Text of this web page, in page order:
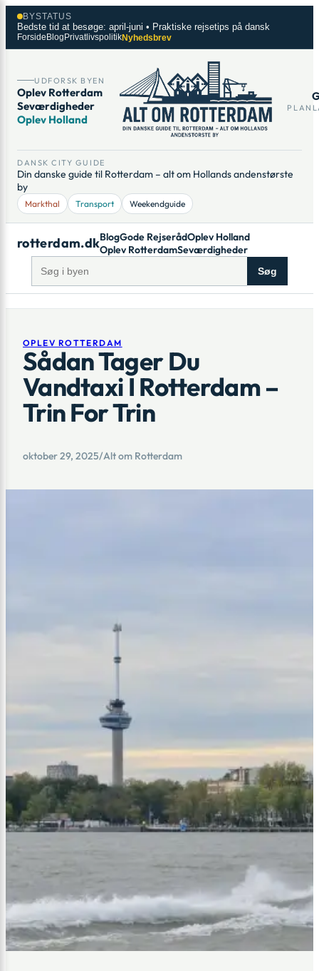
Spring
indhold
BYSTATUS
Bedste tid at besøge: april-juni • Praktiske rejsetips på dansk
Forside Blog PrivatlivspolitikNyhedsbrev
UDFORSK BYEN
Oplev Rotterdam
Seværdigheder
Oplev Holland
DANSK CITY GUIDE
Din danske guide til Rotterdam – alt om Hollands andenstørste
by
Markthal Transport Weekendguide
rotterdam.dkBlogGode RejserådOplev Holland
Oplev RotterdamSeværdigheder
Søg
OPLEV ROTTERDAM
Sådan Tager Du
Vandtaxi I Rotterdam –
Trin For Trin
oktober 29, 2025/Alt om Rotterdam